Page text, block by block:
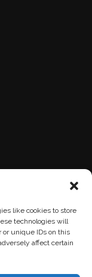
like cookies to store
technologies will
or unique IDs on this
affect certain